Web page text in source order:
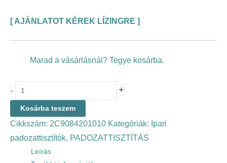
[AJÁNLATOT KÉREK LÍZINGRE ]
Marad a vásárlásnál? Tegye kosárba.
- +
Kosárba teszem
Cikkszám: 2C9084201010 Kategóriák: Ipari
padozattisztítók, PADOZATTISZTÍTÁS
Leírás